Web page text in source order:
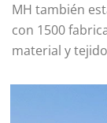
MH también
con 1500
material y